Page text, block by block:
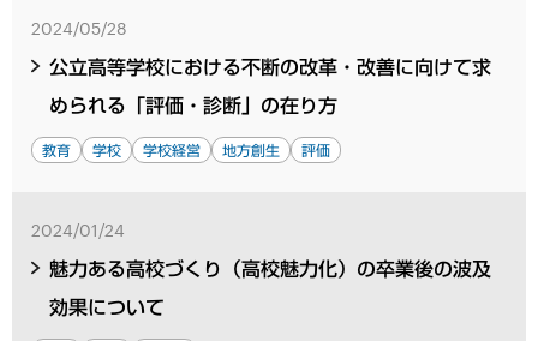
2024/05/28
公立高等学校における不断の改革・改善に向けて求
められる「評価・診断」の在り方
教育 学校 学校経営 地方創生 評価
2024/01/24
魅力ある高校づくり（高校魅力化）の卒業後の波及
効果について